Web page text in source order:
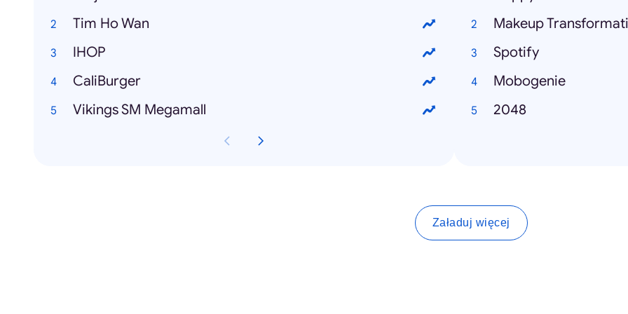
Tim Ho Wan
IHOP
CaliBurger
Vikings SM Megamall
Makeup
Spotify
Mobogenie
2048
Załaduj więcej